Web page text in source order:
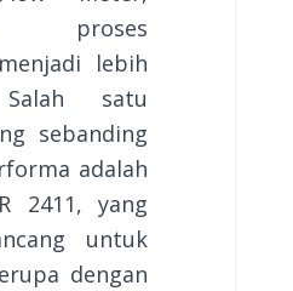
proses
lebih
satu
sebanding
adalah
2411, yang
untuk
dengan